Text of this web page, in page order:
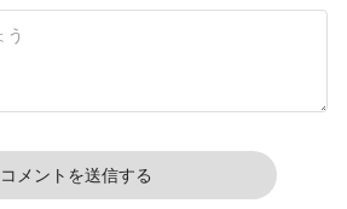
ール便可) お中元
ステイホーム おうち
コメントを送信する